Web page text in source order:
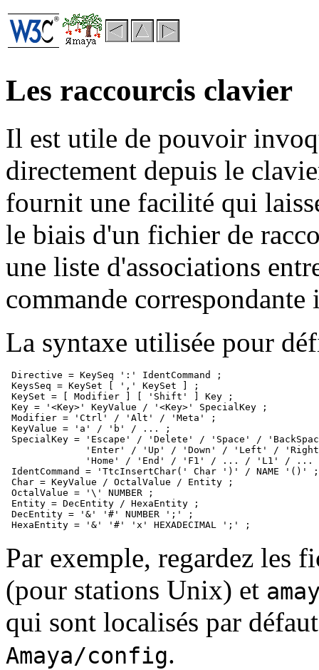
Les raccourcis clavier
Il est utile de pouvoir
directement depuis le
fournit une facilité qui
le biais d'un fichier de
une liste d'associations
commande correspondante
La syntaxe utilisée pour
Directive = KeySeq ':' IdentCommand ;
KeysSeq = KeySet [ ',' KeySet ] ;
KeySet = [ Modifier ] [ 'Shift' ] Key ;
Key = '<Key>' KeyValue / '<Key>' SpecialKey ;
Modifier = 'Ctrl' / 'Alt' / 'Meta' ;
KeyValue = 'a' / 'b' / ... ;
SpecialKey = 'Escape' / 'Delete' / 'Space' /
'Enter' / 'Up' / 'Down' / 'Left' /
'Home' / 'End' / 'F1' / ... / 'L1' / ...
IdentCommand = 'TtcInsertChar(' Char ')' / NAME '()' ;
Char = KeyValue / OctalValue / Entity ;
OctalValue = '\' NUMBER ;
Entity = DecEntity / HexaEntity ;
DecEntity = '&' '#' NUMBER ';' ;
HexaEntity = '&' '#' 'x' HEXADECIMAL ';' ;
Par exemple, regardez les
(pour stations Unix) et
qui sont localisés par
Amaya/config.